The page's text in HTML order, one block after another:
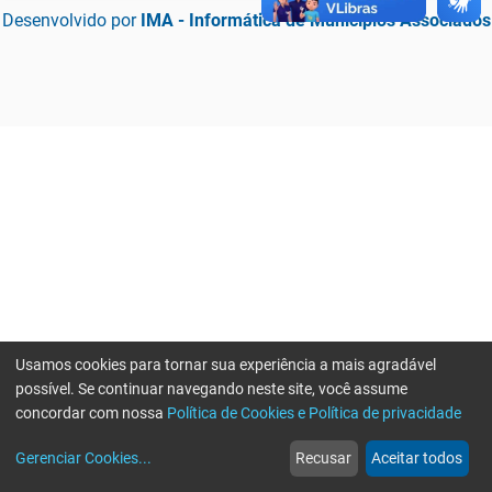
Desenvolvido por IMA - Informática de Municípios Associados
web
Notícias
more_horiz
Mais
Usamos cookies para tornar sua experiência a mais agradável
possível. Se continuar navegando neste site, você assume
concordar com nossa Política de Cookies e Política de privacidade
Gerenciar Cookies... Recusar Aceitar todos
Erro ao enviar informações, por favor tente novamente